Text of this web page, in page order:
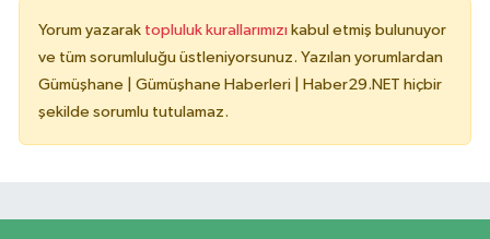
Yorum yazarak topluluk kurallarımızı kabul etmiş bulunuyor
ve tüm sorumluluğu üstleniyorsunuz. Yazılan yorumlardan
Gümüşhane | Gümüşhane Haberleri | Haber29.NET hiçbir
şekilde sorumlu tutulamaz.